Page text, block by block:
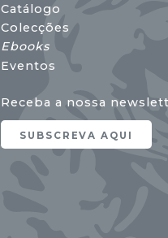
Catálogo
Colecções
Ebooks
Eventos
Receba a nossa
SUBSCREVA AQUI